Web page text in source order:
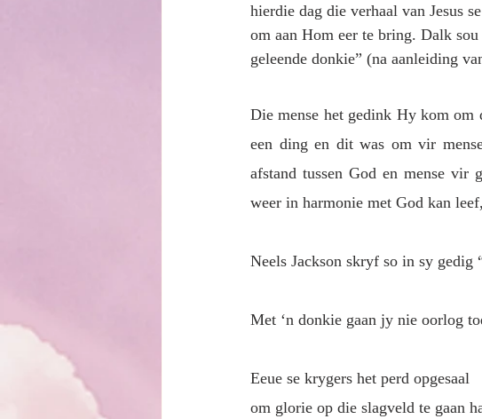
hierdie dag die verhaal van Jesus
om aan Hom eer te bring. Dalk
geleende donkie” (na aanleiding
Die mense het gedink Hy kom om
een ding en dit was om vir
afstand tussen God en mense vir
weer in harmonie met God kan
Neels Jackson skryf so in sy gedig
Met ‘n donkie gaan jy nie oorlog
Eeue se krygers het perd opgesaal
om glorie op die slagveld te gaan